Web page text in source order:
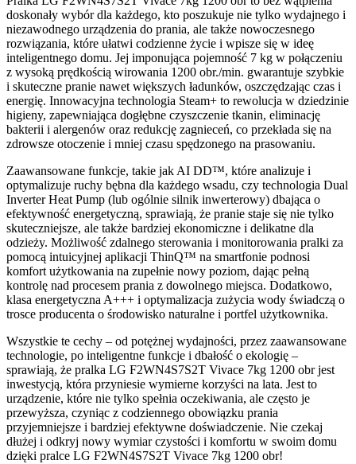
doskonały wybór dla każdego, kto poszukuje nie tylko wydajnego i
niezawodnego urządzenia do prania, ale także nowoczesnego
rozwiązania, które ułatwi codzienne życie i wpisze się w ideę
inteligentnego domu. Jej imponująca pojemność 7 kg w połączeniu
z wysoką prędkością wirowania 1200 obr./min. gwarantuje szybkie
i skuteczne pranie nawet większych ładunków, oszczędzając czas i
energię. Innowacyjna technologia Steam+ to rewolucja w dziedzinie
higieny, zapewniająca dogłębne czyszczenie tkanin, eliminację
bakterii i alergenów oraz redukcję zagnieceń, co przekłada się na
zdrowsze otoczenie i mniej czasu spędzonego na prasowaniu.
Zaawansowane funkcje, takie jak AI DD™, które analizuje i
optymalizuje ruchy bębna dla każdego wsadu, czy technologia Dual
Inverter Heat Pump (lub ogólnie silnik inwerterowy) dbająca o
efektywność energetyczną, sprawiają, że pranie staje się nie tylko
skuteczniejsze, ale także bardziej ekonomiczne i delikatne dla
odzieży. Możliwość zdalnego sterowania i monitorowania pralki za
pomocą intuicyjnej aplikacji ThinQ™ na smartfonie podnosi
komfort użytkowania na zupełnie nowy poziom, dając pełną
kontrolę nad procesem prania z dowolnego miejsca. Dodatkowo,
klasa energetyczna A+++ i optymalizacja zużycia wody świadczą o
trosce producenta o środowisko naturalne i portfel użytkownika.
Wszystkie te cechy – od potężnej wydajności, przez zaawansowane
technologie, po inteligentne funkcje i dbałość o ekologię –
sprawiają, że pralka LG F2WN4S7S2T Vivace 7kg 1200 obr jest
inwestycją, która przyniesie wymierne korzyści na lata. Jest to
urządzenie, które nie tylko spełnia oczekiwania, ale często je
przewyższa, czyniąc z codziennego obowiązku prania
przyjemniejsze i bardziej efektywne doświadczenie. Nie czekaj
dłużej i odkryj nowy wymiar czystości i komfortu w swoim domu
dzięki pralce LG F2WN4S7S2T Vivace 7kg 1200 obr!